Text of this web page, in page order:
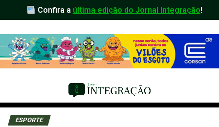
Confira a última edição do Jornal Integração!
ESPORTE